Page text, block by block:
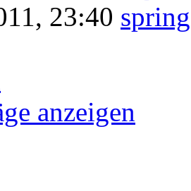
23:40
anzeigen